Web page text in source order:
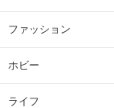
ファッション
ホビー
ライフ